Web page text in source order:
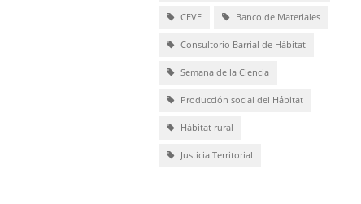
CEVE Banco de Materiales
Consultorio Barrial de Hábitat
Semana de la Ciencia
Producción social del Hábitat
Hábitat rural
Justicia Territorial